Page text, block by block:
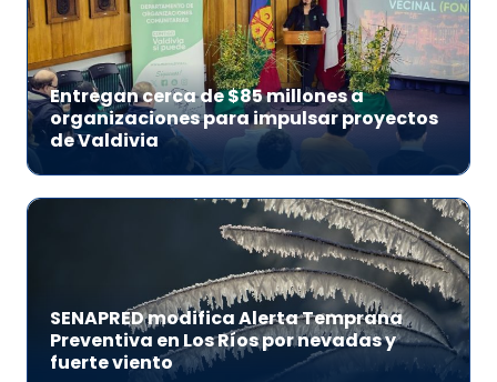
Entregan cerca de $85 millones a
organizaciones para impulsar proyectos
de Valdivia
SENAPRED modifica Alerta Temprana
Preventiva en Los Ríos por nevadas y
fuerte viento